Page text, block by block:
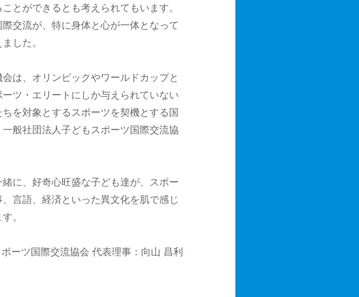
とができるとも考えられてもいます。
交流が、特に身体と心が一体となって
した。
は、オリンピックやワールドカップと
ツ・エリートにしか与えられていない
を対象とするスポーツを契機とする国
般社団法人子どもスポーツ国際交流協
に、好奇心旺盛な子ども達が、スポー
言語、経済といった異文化を肌で感じ
。
ーツ国際交流協会 代表理事：向山 昌利